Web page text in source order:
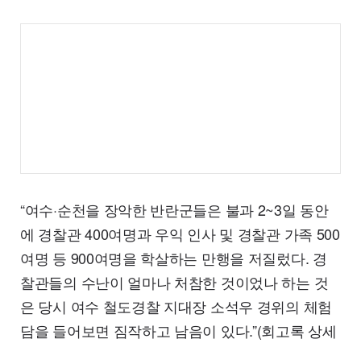
“여수·순천을 장악한 반란군들은 불과 2~3일 동안
에 경찰관 400여명과 우익 인사 및 경찰관 가족 500
여명 등 900여명을 학살하는 만행을 저질렀다. 경
찰관들의 수난이 얼마나 처참한 것이었나 하는 것
은 당시 여수 철도경찰 지대장 소석우 경위의 체험
담을 들어보면 짐작하고 남음이 있다.”(회고록 상세